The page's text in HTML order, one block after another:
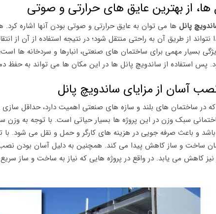
ها، از بهترین عایق های حرارتی و صوتی
پانل ها می توان به عایق حرارتی و صوتی بودن آنها اشاره
از طریق آن به راحتی منتقل شود؛ در نتیجه استفاده از آن از
بسیار مهمی برای ساختمان های صنعتی، انبارها و سردخانه ها
استفاده از ساندویچ پانل ها در این مکان ها می تواند به حفظ
آسان از مزایای ساندویچ پانل
که در ساختمان های بلند و سازه های صنعتی اهمیت دارد، حداقل
سبک وزن در این پروژه ها بسیار حیاتی است. با توجه به
باشد و باعث صرفه جویی در هزینه های کارگر و حمل و نقل می شود.
ساخت و ساز کاهش پیدا می‌ کند. همچنین به دلیل آسان بودن
نیز کاهش می یابد. در واقع در پروژه هایی که نیاز به ساخت و ساز